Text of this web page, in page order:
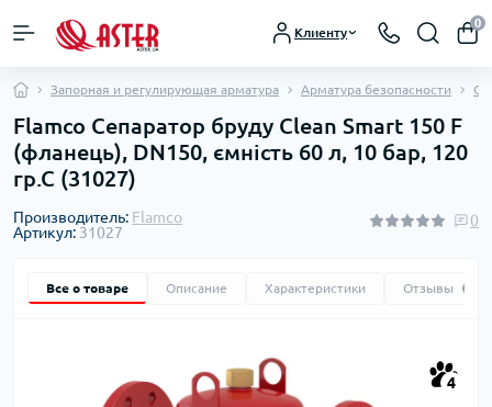
Клиенту
0
Запорная и регулирующая арматура Арматура безопасности
Flamco Сепаратор бруду Clean Smart 150 F
(фланець), DN150, ємність 60 л, 10 бар, 120
гр.С (31027)
Производитель: Flamco
Артикул: 31027
0
Все о товаре Описание Характеристики Отзывы
4